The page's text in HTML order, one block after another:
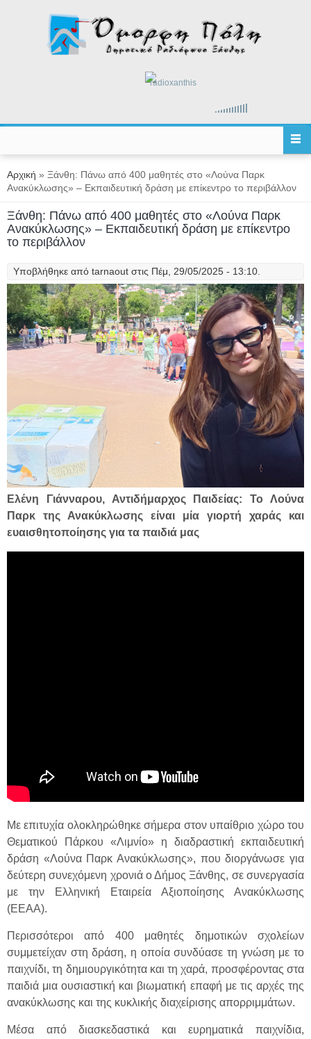
radioxanthis
Είστε εδώ
Αρχική » Ξάνθη: Πάνω από 400 μαθητές στο «Λούνα Παρκ
Ανακύκλωσης» – Εκπαιδευτική δράση με επίκεντρο το περιβάλλον
Ξάνθη: Πάνω από 400 μαθητές στο «Λούνα Παρκ
Ανακύκλωσης» – Εκπαιδευτική δράση με επίκεντρο
το περιβάλλον
Υποβλήθηκε από tarnaout στις Πέμ, 29/05/2025 - 13:10.
Ελένη Γιάνναρου, Αντιδήμαρχος Παιδείας: Το Λούνα
Παρκ της Ανακύκλωσης είναι μία γιορτή χαράς και
ευαισθητοποίησης για τα παιδιά μας
Με επιτυχία ολοκληρώθηκε σήμερα στον υπαίθριο χώρο του
Θεματικού Πάρκου «Λιμνίο» η διαδραστική εκπαιδευτική
δράση «Λούνα Παρκ Ανακύκλωσης», που διοργάνωσε για
δεύτερη συνεχόμενη χρονιά ο Δήμος Ξάνθης, σε συνεργασία
με την Ελληνική Εταιρεία Αξιοποίησης Ανακύκλωσης
(ΕΕΑΑ).
Περισσότεροι από 400 μαθητές δημοτικών σχολείων
συμμετείχαν στη δράση, η οποία συνδύασε τη γνώση με το
παιχνίδι, τη δημιουργικότητα και τη χαρά, προσφέροντας στα
παιδιά μια ουσιαστική και βιωματική επαφή με τις αρχές της
ανακύκλωσης και της κυκλικής διαχείρισης απορριμμάτων.
Μέσα από διασκεδαστικά και ευρηματικά παιχνίδια,